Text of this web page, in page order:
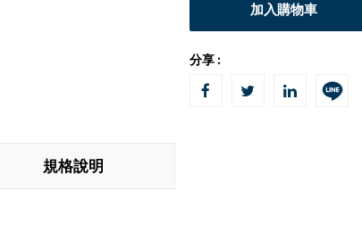
加入購物車
分享 :
規格說明